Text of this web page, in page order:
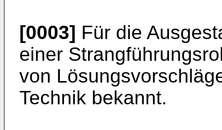
[0003] Für die
einer
von
Technik bekannt.